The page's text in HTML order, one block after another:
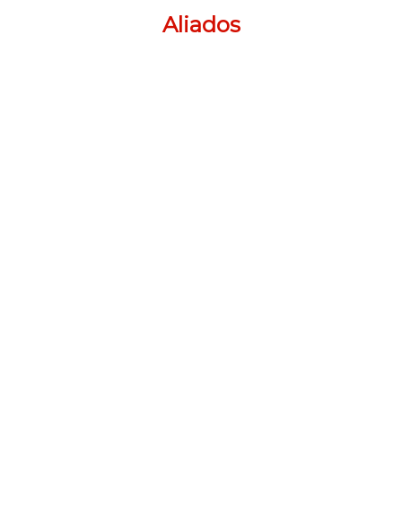
Aliados